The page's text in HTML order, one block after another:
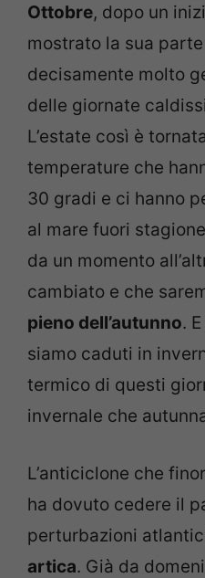
Ottobre, dopo un
mostrato la sua
decisamente molto
delle giornate
L’estate così è
temperature che
30 gradi e ci hanno
al mare fuori
da un momento
cambiato e che
pieno dell’autunno.
siamo caduti in
termico di questi
invernale che
L’anticiclone che
ha dovuto cedere il
perturbazioni
artica. Già da